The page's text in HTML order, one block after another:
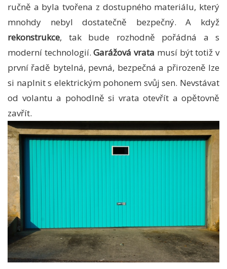
ručně a byla tvořena z dostupného materiálu, který
mnohdy nebyl dostatečně bezpečný. A když
rekonstrukce, tak bude rozhodně pořádná a s
moderní technologií.Garážová vrata musí být totiž v
první řadě bytelná, pevná, bezpečná a přirozeně lze
si naplnit s elektrickým pohonem svůj sen. Nevstávat
od volantu a pohodlně si vrata otevřít a opětovně
zavřít.